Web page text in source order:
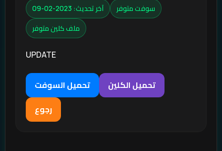
آخر تحديث: 2023-02-09 سوفت متوفر
ملف كلين متوفر
UPDATE
تحميل السوفت تحميل الكلين
رجوع